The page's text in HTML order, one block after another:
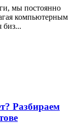
мы постоянно
компьютерным
биз...
Разбираем